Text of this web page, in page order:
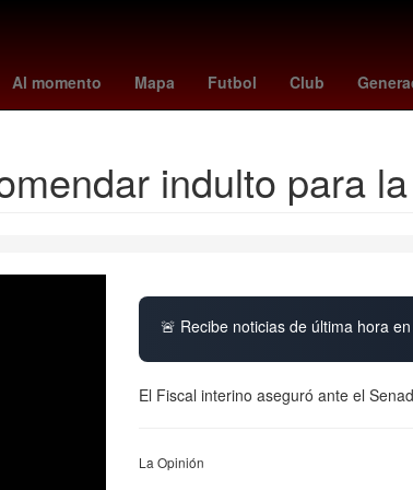
Al momento Mapa Futbol Club
marzo Dólar estadounidense China Cielo
indulto para
🚨 Recibe noticias de última hora
El Fiscal interino aseguró ante el
La Opinión